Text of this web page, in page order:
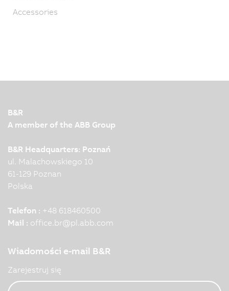
Accessories
B&R
A member of the ABB Group
B&R Headquarters: Poznań
ul. Malachowskiego 10
61-129 Poznan
Polska
Telefon : +48 618460500
Mail : office.br@pl.abb.com
Wiadomości e-mail B&R
Zarejestruj się